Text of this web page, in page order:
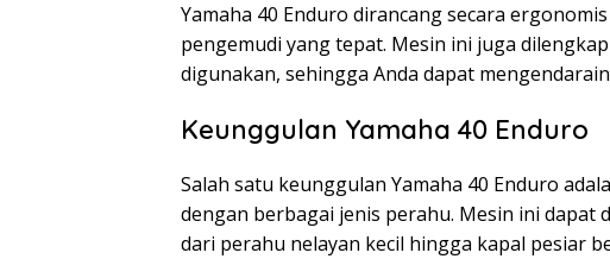
Yamaha 40 Enduro dirancang secara
pengemudi yang tepat. Mesin ini juga
digunakan, sehingga Anda dapat
Keunggulan Yamaha 40 Enduro
Salah satu keunggulan Yamaha 40 Enduro
dengan berbagai jenis perahu. Mesin ini dapat
dari perahu nelayan kecil hingga kapal pesiar